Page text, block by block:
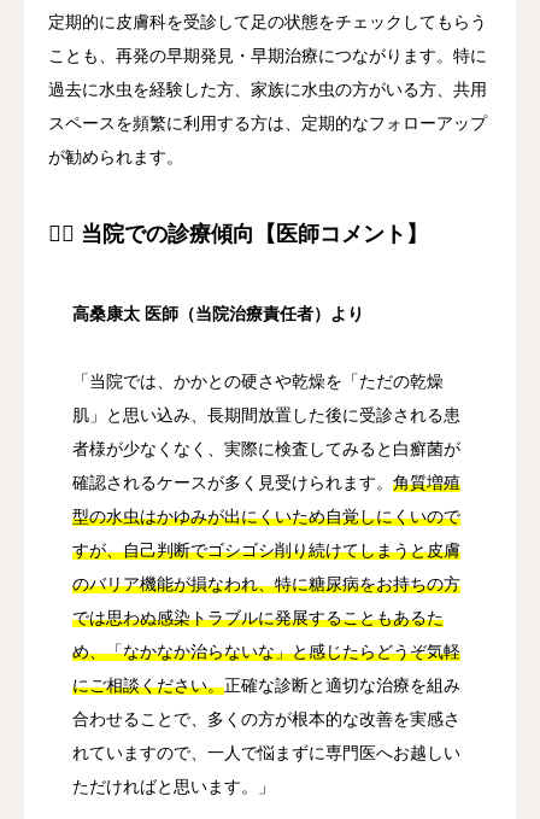
定期的に皮膚科を受診して足の状態をチェックしてもらう
ことも、再発の早期発見・早期治療につながります。特に
過去に水虫を経験した方、家族に水虫の方がいる方、共用
スペースを頻繁に利用する方は、定期的なフォローアップ
が勧められます。
👨‍⚕️ 当院での診療傾向【医師コメント】
高桑康太 医師（当院治療責任者）より
「当院では、かかとの硬さや乾燥を「ただの乾燥
肌」と思い込み、長期間放置した後に受診される患
者様が少なくなく、実際に検査してみると白癬菌が
確認されるケースが多く見受けられます。 角質増殖
型の水虫はかゆみが出にくいため自覚しにくいので
すが、自己判断でゴシゴシ削り続けてしまうと皮膚
のバリア機能が損なわれ、特に糖尿病をお持ちの方
では思わぬ感染トラブルに発展することもあるた
め、「なかなか治らないな」と感じたらどうぞ気軽
にご相談ください。正確な診断と適切な治療を組み
合わせることで、多くの方が根本的な改善を実感さ
れていますので、一人で悩まずに専門医へお越しい
ただければと思います。」